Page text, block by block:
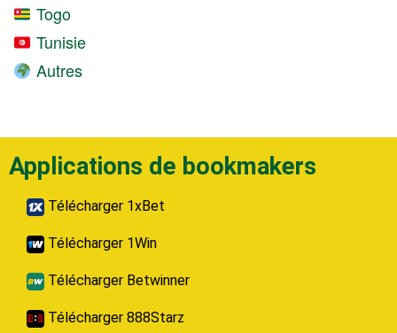
Togo
Tunisie
Autres
Applications de bookmakers
Télécharger 1xBet
Télécharger 1Win
Télécharger Betwinner
Télécharger 888Starz